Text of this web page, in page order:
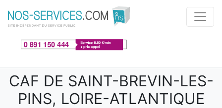
Aller au contenu principal
CAF DE SAINT-BREVIN-LES-
PINS, LOIRE-ATLANTIQUE